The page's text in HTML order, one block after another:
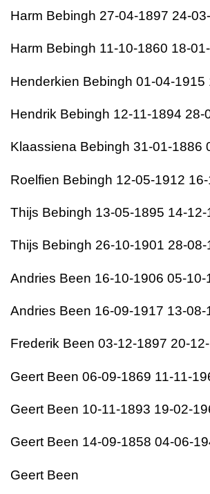
Harm Bebingh 27-04-1897 24-
Harm Bebingh 11-10-1860 18-
Henderkien Bebingh 01-04-1915
Hendrik Bebingh 12-11-1894 28-
Klaassiena Bebingh 31-01-1886
Roelfien Bebingh 12-05-1912
Thijs Bebingh 13-05-1895 14-12-
Thijs Bebingh 26-10-1901 28-08-
Andries Been 16-10-1906 05-10-
Andries Been 16-09-1917 13-08-
Frederik Been 03-12-1897 20-
Geert Been 06-09-1869 11-11-
Geert Been 10-11-1893 19-02-
Geert Been 14-09-1858 04-06-
Geert Been